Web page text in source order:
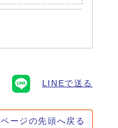
LINEで送る
ページの先頭へ戻る